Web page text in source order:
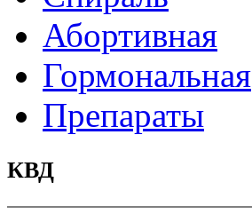
Абортивная
Гормональная
Препараты
КВД